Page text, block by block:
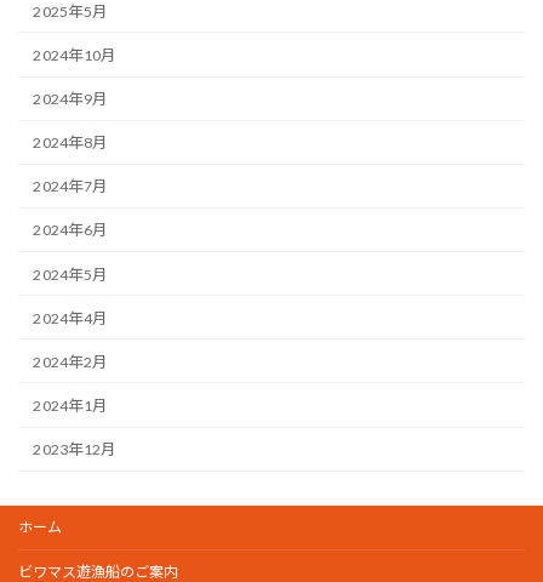
2025年5月
2024年10月
2024年9月
2024年8月
2024年7月
2024年6月
2024年5月
2024年4月
2024年2月
2024年1月
2023年12月
ホーム
ビワマス遊漁船のご案内